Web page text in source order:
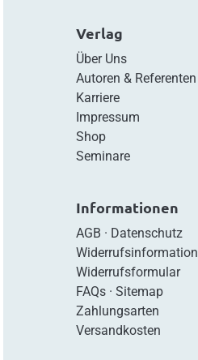
Verlag
Über Uns
Autoren & Referenten
Karriere
Impressum
Shop
Seminare
Informationen
AGB · Datenschutz
Widerrufsinformation
Widerrufsformular
FAQs· Sitemap
Zahlungsarten
Versandkosten